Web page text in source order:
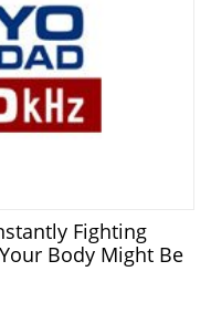
Fighting
Body Might Be